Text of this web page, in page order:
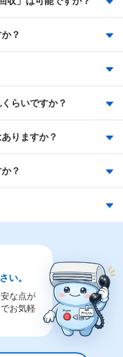
？
らいですか？
りますか？
？
い。
な点が
お気軽